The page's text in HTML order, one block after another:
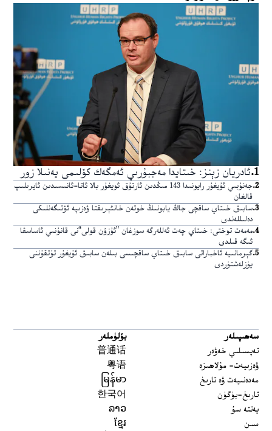
1
.ئادريان زېنز: خىتايدا مەجبۇرىي ئەمگەك كۆلىمى يەنىلا زور
2
.
جەنۇبىي ئۇيغۇر رايونىدا 143 مىڭدىن ئارتۇق ئويغۇر بالا ئاتا-ئانىسىدىن ئايرىلىپ
قالغان
3
.سابىق خىتاي ساقچى جاڭ يابونىڭ خوتەن خانئېرىقتا ۋەزىپە ئۆتىگەنلىكى
دەلىللەندى
4
.مەمەت توختى: خىتاي چەت ئەللەرگە سوزغان ”ئۇزۇن قولى“نى قانۇنىي ئاساسقا
ئىگە قىلدى
5
.گېرمانىيە ئاخباراتى سابىق خىتاي ساقچىسى بىلەن سابىق ئۇيغۇر تۇتقۇننى
يۈزلەشتۈردى
سەھىپىلەر
تەپسىلىي خەۋەر
ۋەزىيەت- مۇلاھىزە
مەدەنىيەت ۋە تارىخ
تارىخ-بۈگۈن
يەتتە سۇ
سىن
بۆلۈملەر
普通话
粤语
မြန်မာ
한국어
ລາວ
ខ្មែរ